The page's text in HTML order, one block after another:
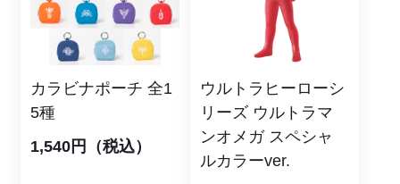
カラビナポーチ 全1
5種
1,540円（税込）
ウルトラヒーローシ
リーズ ウルトラマ
ンオメガ スペシャ
ルカラーver.